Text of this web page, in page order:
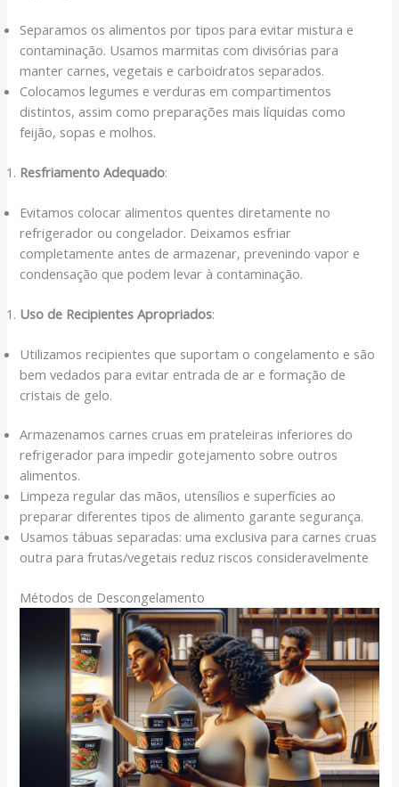
Separamos os alimentos por tipos para evitar mistura e
contaminação. Usamos marmitas com divisórias para
manter carnes, vegetais e carboidratos separados.
Colocamos legumes e verduras em compartimentos
distintos, assim como preparações mais líquidas como
feijão, sopas e molhos.
Resfriamento Adequado:
Evitamos colocar alimentos quentes diretamente no
refrigerador ou congelador. Deixamos esfriar
completamente antes de armazenar, prevenindo vapor e
condensação que podem levar à contaminação.
Uso de Recipientes Apropriados:
Utilizamos recipientes que suportam o congelamento e são
bem vedados para evitar entrada de ar e formação de
cristais de gelo.
Armazenamos carnes cruas em prateleiras inferiores do
refrigerador para impedir gotejamento sobre outros
alimentos.
Limpeza regular das mãos, utensílios e superfícies ao
preparar diferentes tipos de alimento garante segurança.
Usamos tábuas separadas: uma exclusiva para carnes cruas
outra para frutas/vegetais reduz riscos consideravelmente
Métodos de Descongelamento